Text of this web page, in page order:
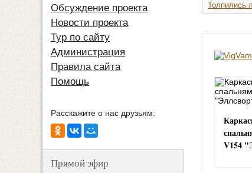
Толпились
V154
Обсуждение проекта
Новости проекта
Тур по сайту
Администрация
Правила сайта
Помощь
Расскажите о нас друзьям:
Прямой эфир